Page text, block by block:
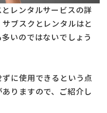
レンタルサービスの詳
ブスクとレンタルはと
いのではないでしょう
に使用できるという点
りますので、ご紹介し